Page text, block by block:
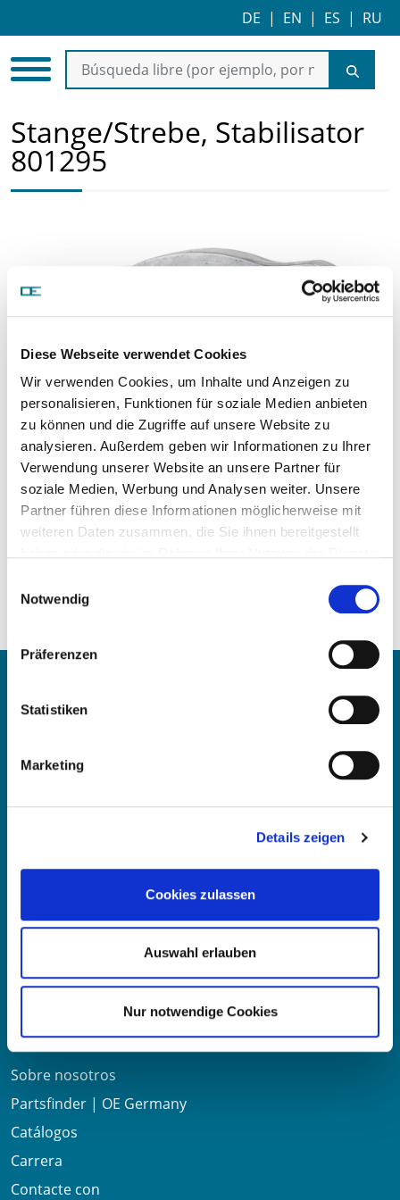
Diese Webseite verwendet Cookies
Wir verwenden Cookies, um Inhalte und Anzeigen zu
personalisieren, Funktionen für soziale Medien anbieten
zu können und die Zugriffe auf unsere Website zu
analysieren. Außerdem geben wir Informationen zu Ihrer
Verwendung unserer Website an unsere Partner für
soziale Medien, Werbung und Analysen weiter. Unsere
Partner führen diese Informationen möglicherweise mit
weiteren Daten zusammen, die Sie ihnen bereitgestellt
Notwendig
Präferenzen
Statistiken
Marketing
Details zeigen
Cookies zulassen
Auswahl erlauben
Nur notwendige Cookies
DE | EN | ES | RU
Stange/Strebe, Stabilisator
801295
Precio a la carta
SOLICITAR ARTÍCULO
Fritz-Müller-Str. 100-104​
73730 Esslingen am Neckar​
info@oe-germany.de
+49 711 6276980
Fax:+49 711 62769851
Enlaces útiles
Sobre nosotros
Partsfinder | OE Germany
Catálogos
Carrera
Contacte con